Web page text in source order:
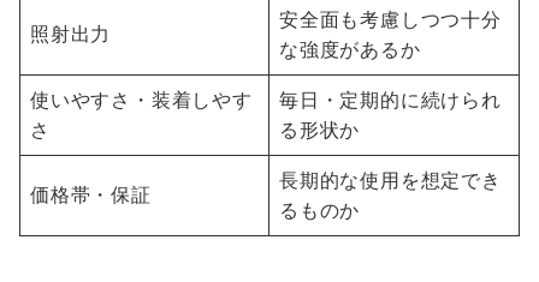
照射出力
安全面も考慮しつつ十分
な強度があるか
使いやすさ・装着しやす
さ
毎日・定期的に続けられ
る形状か
価格帯・保証
長期的な使用を想定でき
るものか